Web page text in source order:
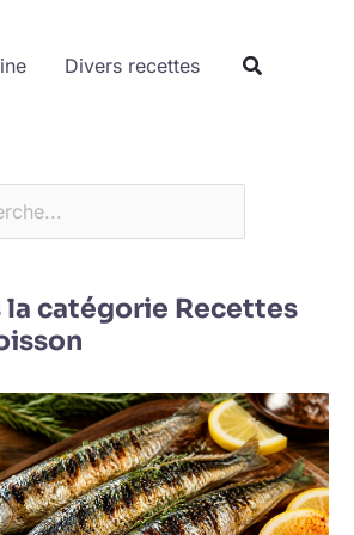
Divers recettes
la catégorie Recettes